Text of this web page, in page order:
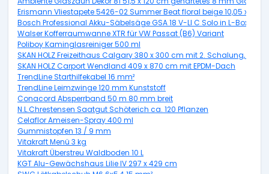
Erismann Vliestapete 5426-02 Summer Beat floral beige 10,05 x 0,53
Bosch Professional Akku-Säbelsäge GSA 18 V-LI C Solo in L-Boxx
Walser Kofferraumwanne XTR für VW Passat (B6) Variant
Poliboy Kaminglasreiniger 500 ml
SKAN HOLZ Freizeithaus Calgary 380 x 300 cm mit 2. Schalung, natur
SKAN HOLZ Carport Wendland 409 x 870 cm mit EPDM-Dach
TrendLine Starthilfekabel 16 mm²
TrendLine Leimzwinge 120 mm Kunststoff
Conacord Absperrband 50 m 80 mm breit
N.L.Chrestensen Saatgut Schöterich ca. 120 Pflanzen
Celaflor Ameisen-Spray 400 ml
Gummistopfen 13 / 9 mm
Vitakraft Menü 3 kg
Vitakraft Überstreu Waldboden 10 L
KGT Alu-Gewächshaus Lilie IV 297 x 429 cm